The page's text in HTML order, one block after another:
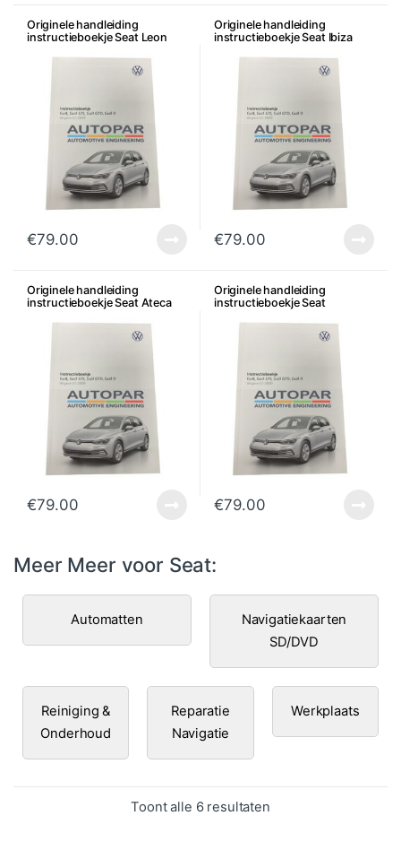
Originele handleiding
instructieboekje Seat Leon
€79.00
Originele handleiding
instructieboekje Seat Ibiza
€79.00
Originele handleiding
instructieboekje Seat Ateca
€79.00
Originele handleiding
instructieboekje Seat
€79.00
Meer Meer voor Seat:
Automatten
Navigatiekaarten
SD/DVD
Reiniging &
Onderhoud
Reparatie
Navigatie
Werkplaats
Toont alle 6 resultatenGesorteerd op